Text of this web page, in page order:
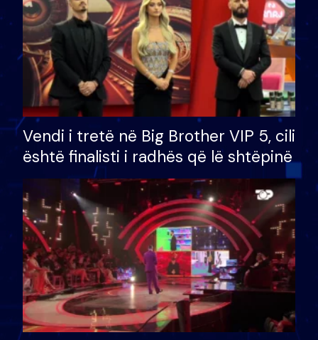
Vendi i tretë në Big Brother VIP 5, cili
është finalisti i radhës që lë shtëpinë